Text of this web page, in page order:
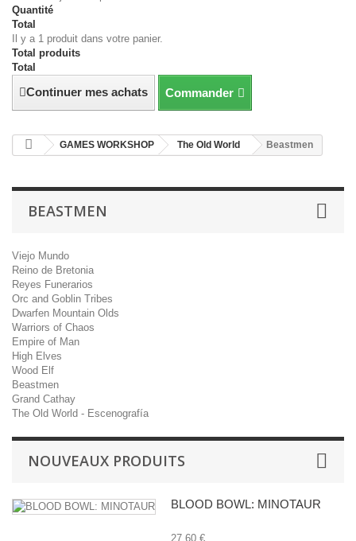
Quantité
Total
Il y a 1 produit dans votre panier.
Total produits
Total
Continuer mes achats Commander
GAMES WORKSHOP The Old World Beastmen
BEASTMEN
Viejo Mundo
Reino de Bretonia
Reyes Funerarios
Orc and Goblin Tribes
Dwarfen Mountain Olds
Warriors of Chaos
Empire of Man
High Elves
Wood Elf
Beastmen
Grand Cathay
The Old World - Escenografía
NOUVEAUX PRODUITS
BLOOD BOWL: MINOTAUR
27,60 €